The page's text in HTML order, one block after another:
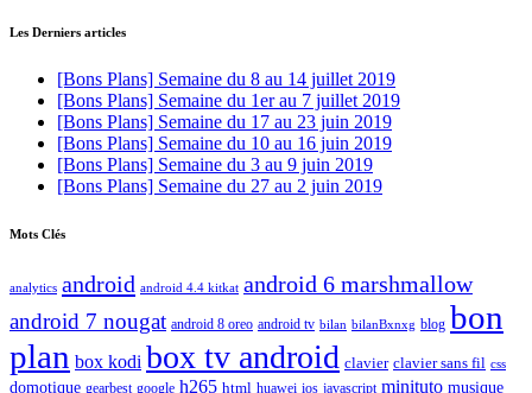
Les Derniers articles
[Bons Plans] Semaine du 8 au 14 juillet 2019
[Bons Plans] Semaine du 1er au 7 juillet 2019
[Bons Plans] Semaine du 17 au 23 juin 2019
[Bons Plans] Semaine du 10 au 16 juin 2019
[Bons Plans] Semaine du 3 au 9 juin 2019
[Bons Plans] Semaine du 27 au 2 juin 2019
Mots Clés
analytics android android 4.4 kitkat android 6 marshmallow
android 7 nougat android 8 oreo android tv bilan bilanBxnxg blog bon
plan box kodi box tv android clavier clavier sans fil css
domotique gearbest google h265 html huawei ios javascript minituto musique